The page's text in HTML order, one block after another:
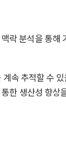
락 분석을 통해
속 추적할 수
한 생산성 향상